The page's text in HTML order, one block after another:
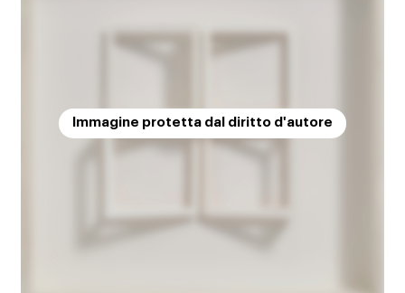
Immagine protetta dal diritto d'autore